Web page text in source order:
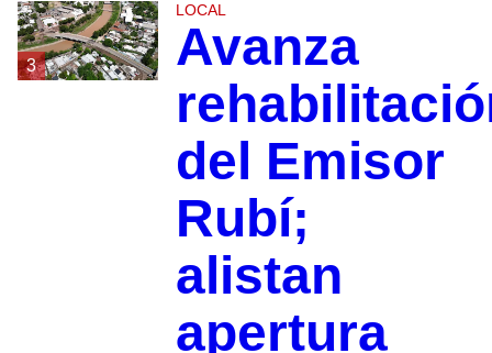
3
LOCAL
Avanza
del Emisor
Rubí;
alistan
apertura